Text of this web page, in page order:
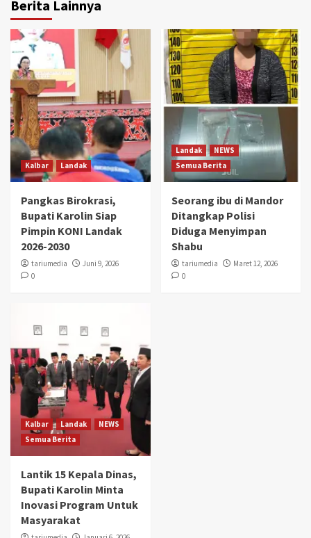
Berita Lainnya
Kalbar Landak
Pangkas Birokrasi,
Bupati Karolin Siap
Pimpin KONI Landak
2026-2030
tariumedia
Juni 9, 2026
0
Landak
NEWS
Semua Berita
Seorang ibu di Mandor
Ditangkap Polisi
Diduga Menyimpan
Shabu
tariumedia
Maret 12, 2026
0
Kalbar Landak
NEWS
Semua Berita
Lantik 15 Kepala Dinas,
Bupati Karolin Minta
Inovasi Program Untuk
Masyarakat